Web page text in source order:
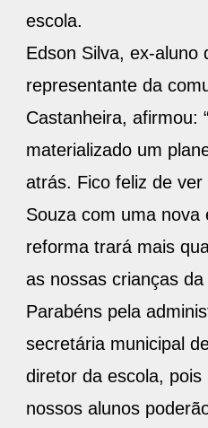
escola.
Edson Silva, ex-aluno
representante da
Castanheira, afirmou:
materializado um
atrás. Fico feliz de ver
Souza com uma nova
reforma trará mais
as nossas crianças
Parabéns pela
secretária municipal
diretor da escola,
nossos alunos